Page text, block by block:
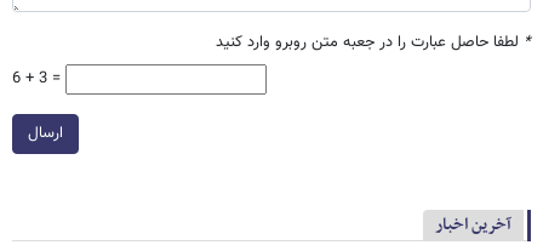
* لطفا حاصل عبارت را در جعبه متن روبرو وارد کنید
6 + 3 =
ارسال
آخرین اخبار